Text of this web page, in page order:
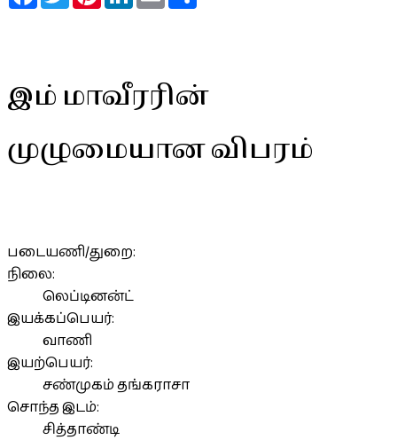
இம் மாவீரரின்
முழுமையான விபரம்
படையணி/துறை:
நிலை:
லெப்டினன்ட்
இயக்கப்பெயர்:
வாணி
இயற்பெயர்:
சண்முகம் தங்கராசா
சொந்த இடம்:
சித்தாண்டி